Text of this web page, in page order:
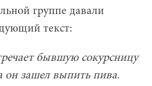
группе давали
текст:
бывшую сокурсницу
он зашел выпить пива.